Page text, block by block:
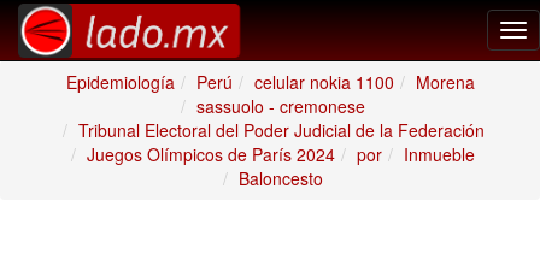
Epidemiología
Perú celular nokia 1100
Morena
sassuolo - cremonese
Tribunal Electoral del Poder Judicial de la Federación
Juegos Olímpicos de París 2024
por
Inmueble
Baloncesto